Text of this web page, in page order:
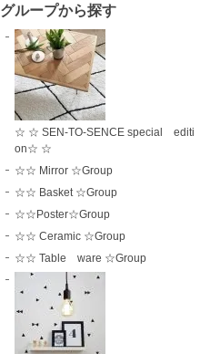
グループから探す
☆ ☆ SEN-TO-SENCE special editi
on☆ ☆
☆☆ Mirror ☆Group
☆☆ Basket ☆Group
☆☆Poster☆Group
☆☆ Ceramic ☆Group
☆☆ Table ware ☆Group